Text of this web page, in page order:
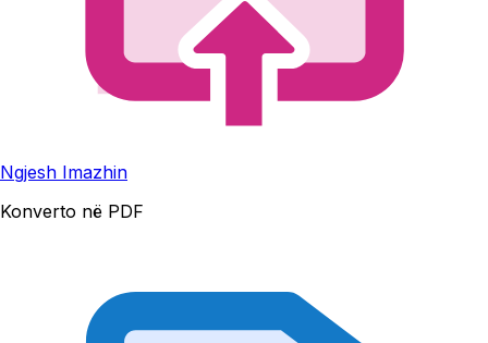
Ngjesh Imazhin
Konverto në PDF